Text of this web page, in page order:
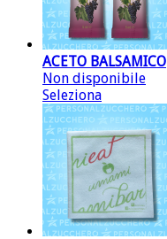
ACETO BALSAMICO
Non disponibile
Seleziona